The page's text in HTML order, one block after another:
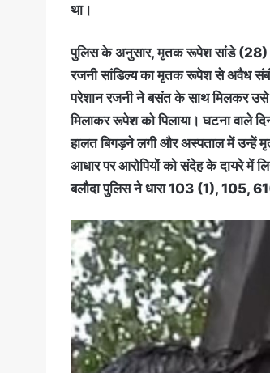
था।
पुलिस के अनुसार, मृतक रूपेश सांडे (28)
रजनी सांडिल्य का मृतक रूपेश से अवैध
परेशान रजनी ने बसंत के साथ मिलकर उसे
मिलाकर रूपेश को पिलाया। घटना वाले
हालत बिगड़ने लगी और अस्पताल में उन्हें
आधार पर आरोपियों को संदेह के दायरे में
बलौदा पुलिस ने धारा 103 (1), 105,